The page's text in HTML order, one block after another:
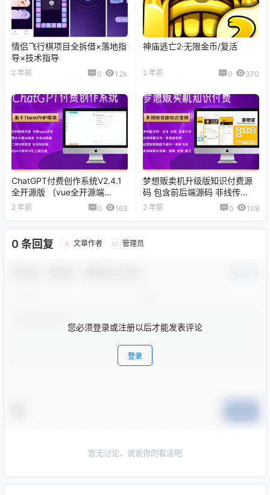
情侣飞行棋项目全拆借×落地指
导×技术指导
2 年前 0 1.2k
神庙逃亡2·无限金币/复活
2 年前 0 370
ChatGPT付费创作系统V2.4.1
全开源版 （vue全开源端
+uni_h5端+小程序端）
2 年前 0 163
梦想贩卖机升级版知识付费源
码 包含前后端源码 非线传
【C82】
2 年前 0 108
0 条回复 A 文章作者 M 管理员
您必须登录或注册以后才能发表评论
登录
暂无讨论，说说你的看法吧